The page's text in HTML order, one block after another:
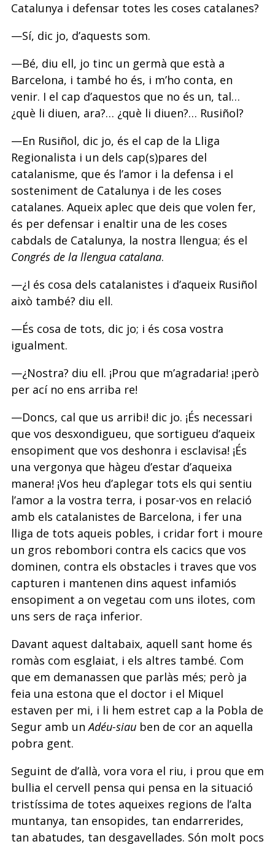
Catalunya i defensar totes les coses catalanes?
—Sí, dic jo, d’aquests som.
—Bé, diu ell, jo tinc un germà que està a
Barcelona, i també ho és, i m’ho conta, en
venir. I el cap d’aquestos que no és un, tal…
¿què li diuen, ara?… ¿què li diuen?… Rusiñol?
—En Rusiñol, dic jo, és el cap de la Lliga
Regionalista i un dels cap(s)pares del
catalanisme, que és l’amor i la defensa i el
sosteniment de Catalunya i de les coses
catalanes. Aqueix aplec que deis que volen fer,
és per defensar i enaltir una de les coses
cabdals de Catalunya, la nostra llengua; és el
Congrés de la llengua catalana.
—¿I és cosa dels catalanistes i d’aqueix Rusiñol
això també? diu ell.
—És cosa de tots, dic jo; i és cosa vostra
igualment.
—¿Nostra? diu ell. ¡Prou que m’agradaria! ¡però
per ací no ens arriba re!
—Doncs, cal que us arribi! dic jo. ¡És necessari
que vos desxondigueu, que sortigueu d’aqueix
ensopiment que vos deshonra i esclavisa! ¡És
una vergonya que hàgeu d’estar d’aqueixa
manera! ¡Vos heu d’aplegar tots els qui sentiu
l’amor a la vostra terra, i posar-vos en relació
amb els catalanistes de Barcelona, i fer una
lliga de tots aqueis pobles, i cridar fort i moure
un gros rebombori contra els cacics que vos
dominen, contra els obstacles i traves que vos
capturen i mantenen dins aquest infamiós
ensopiment a on vegetau com uns ilotes, com
uns sers de raça inferior.
Davant aquest daltabaix, aquell sant home és
romàs com esglaiat, i els altres també. Com
que em demanassen que parlàs més; però ja
feia una estona que el doctor i el Miquel
estaven per mi, i li hem estret cap a la Pobla de
Segur amb unAdéu-siau ben de cor an aquella
pobra gent.
Seguint de d’allà, vora vora el riu, i prou que em
bullia el cervell pensa qui pensa en la situació
tristíssima de totes aqueixes regions de l’alta
muntanya, tan ensopides, tan endarrerides,
tan abatudes, tan desgavellades. Són molt pocs